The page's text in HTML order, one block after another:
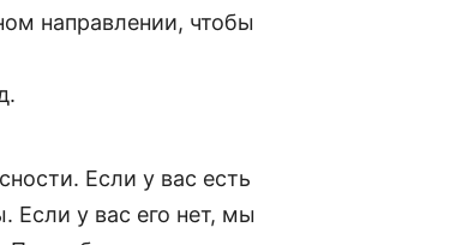
направлении, чтобы
Если у вас есть
Если у вас его нет, мы